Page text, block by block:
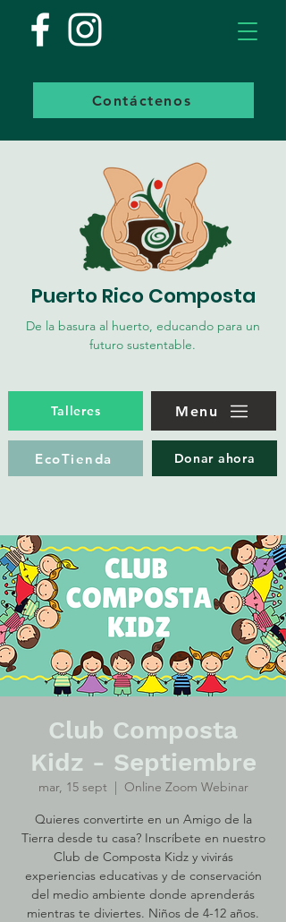
Puerto Rico Composta
De la basura al huerto, educando para un
futuro sustentable.
Talleres Menu
EcoTienda Donar ahora
Contáctenos
Club Composta
Kidz - Septiembre
mar, 15 sept
  |
Online Zoom Webinar
Quieres convertirte en un Amigo de la
Tierra desde tu casa? Inscríbete en nuestro
Club de Composta Kidz y vivirás
experiencias educativas y de conservación
del medio ambiente donde aprenderás
mientras te diviertes. Niños de 4-12 años.